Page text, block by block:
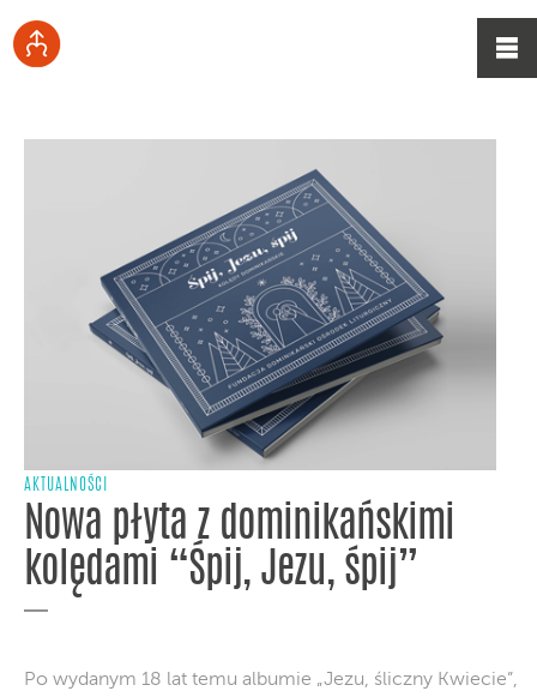
AKTUALNOŚCI
Nowa płyta z dominikańskimi
kolędami “Śpij, Jezu, śpij”
Po wydanym 18 lat temu albumie „Jezu, śliczny Kwiecie”,